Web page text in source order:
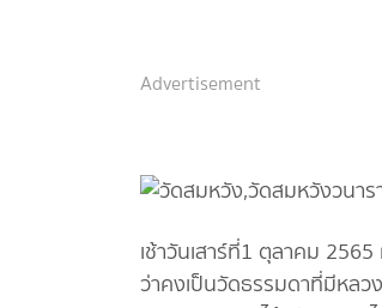
Advertisement
เช้าวันเสาร์ที่1 ตุลาคม
ว่าคงเป็นวัดธรรมดาที่มีหล